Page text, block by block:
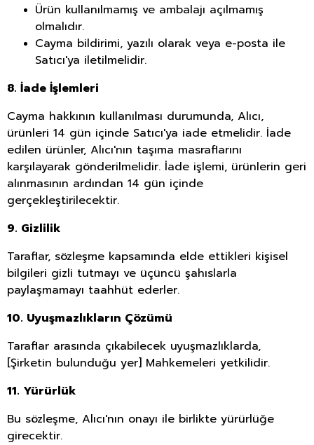
Ürün kullanılmamış ve ambalajı açılmamış
olmalıdır.
Cayma bildirimi, yazılı olarak veya e-posta ile
Satıcı'ya iletilmelidir.
8. İade İşlemleri
Cayma hakkının kullanılması durumunda, Alıcı,
ürünleri 14 gün içinde Satıcı'ya iade etmelidir. İade
edilen ürünler, Alıcı'nın taşıma masraflarını
karşılayarak gönderilmelidir. İade işlemi, ürünlerin geri
alınmasının ardından 14 gün içinde
gerçekleştirilecektir.
9. Gizlilik
Taraflar, sözleşme kapsamında elde ettikleri kişisel
bilgileri gizli tutmayı ve üçüncü şahıslarla
paylaşmamayı taahhüt ederler.
10. Uyuşmazlıkların Çözümü
Taraflar arasında çıkabilecek uyuşmazlıklarda,
[Şirketin bulunduğu yer] Mahkemeleri yetkilidir.
11. Yürürlük
Bu sözleşme, Alıcı'nın onayı ile birlikte yürürlüğe
girecektir.